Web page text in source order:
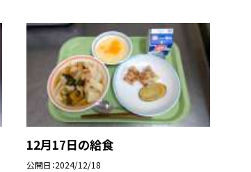
12月17日の給食
公開日 2024/12/18